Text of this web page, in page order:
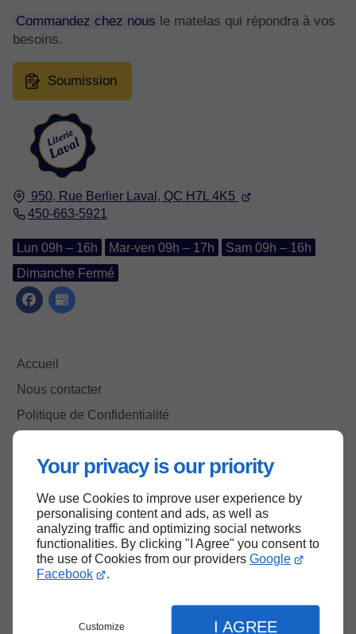
Your privacy is our priority
We use Cookies to improve user experience by
personalising content and ads, as well as
analyzing traffic and optimizing social networks
functionalities. By clicking "I Agree" you consent to
the use of Cookies from our providers Google
Facebook
.
Customize I AGREE
950, Rue Berlier Laval, QC H7L 4K5
450-663-5921
Lun 09h – 16h Mar-ven 09h – 17h
Sam 09h – 16h
Dimanche Fermé
Accueil
Nous contacter
Politique de Confidentialité
Commandez chez nous le matelas qui répondra à vos
besoins.
Soumission
Haut de page